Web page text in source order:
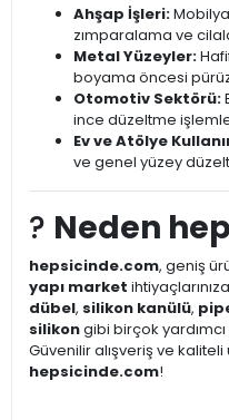
Ahşap İşleri:
zımparalama ve
Metal Yüzeyler:
boyama öncesi
Otomotiv Sektörü:
ince düzeltme
Ev ve Atölye
ve genel yüzey
? Neden
hepsicinde.com, geniş
yapı market
dübel, silikon kanülü,
silikongibi birçok
Güvenilir alışveriş ve
hepsicinde.com!